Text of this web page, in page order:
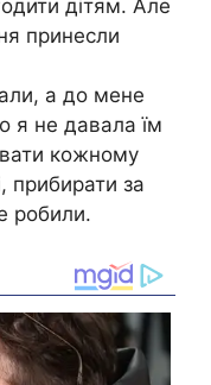
дітям. Але
принесли
а до мене
я не давала їм
кожному
прибирати за
робили.